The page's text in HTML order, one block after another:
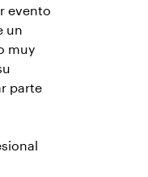
evento
un
muy
parte